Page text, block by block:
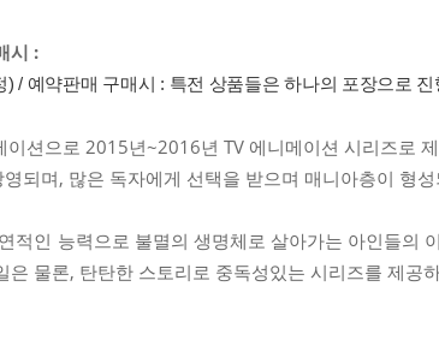
시 :
) / 예약판매 구매시 : 특전 상품들은 하나의 포장으로
이션으로 2015년~2016년 TV 에니메이션 시리즈로
되며, 많은 독자에게 선택을 받으며 매니아층이 형성
적인 능력으로 불멸의 생명체로 살아가는 아인들의
은 물론, 탄탄한 스토리로 중독성있는 시리즈를 제공